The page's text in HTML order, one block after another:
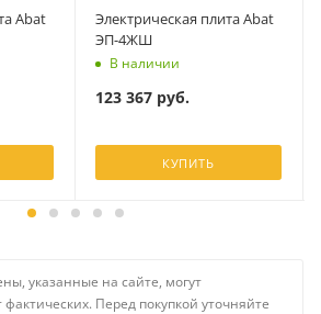
Abat
Электрическая плита Abat
ЭП-4ЖШ
В наличии
123 367руб.
КУПИТЬ
указанные на сайте, могут
фактических. Перед покупкой уточняйте